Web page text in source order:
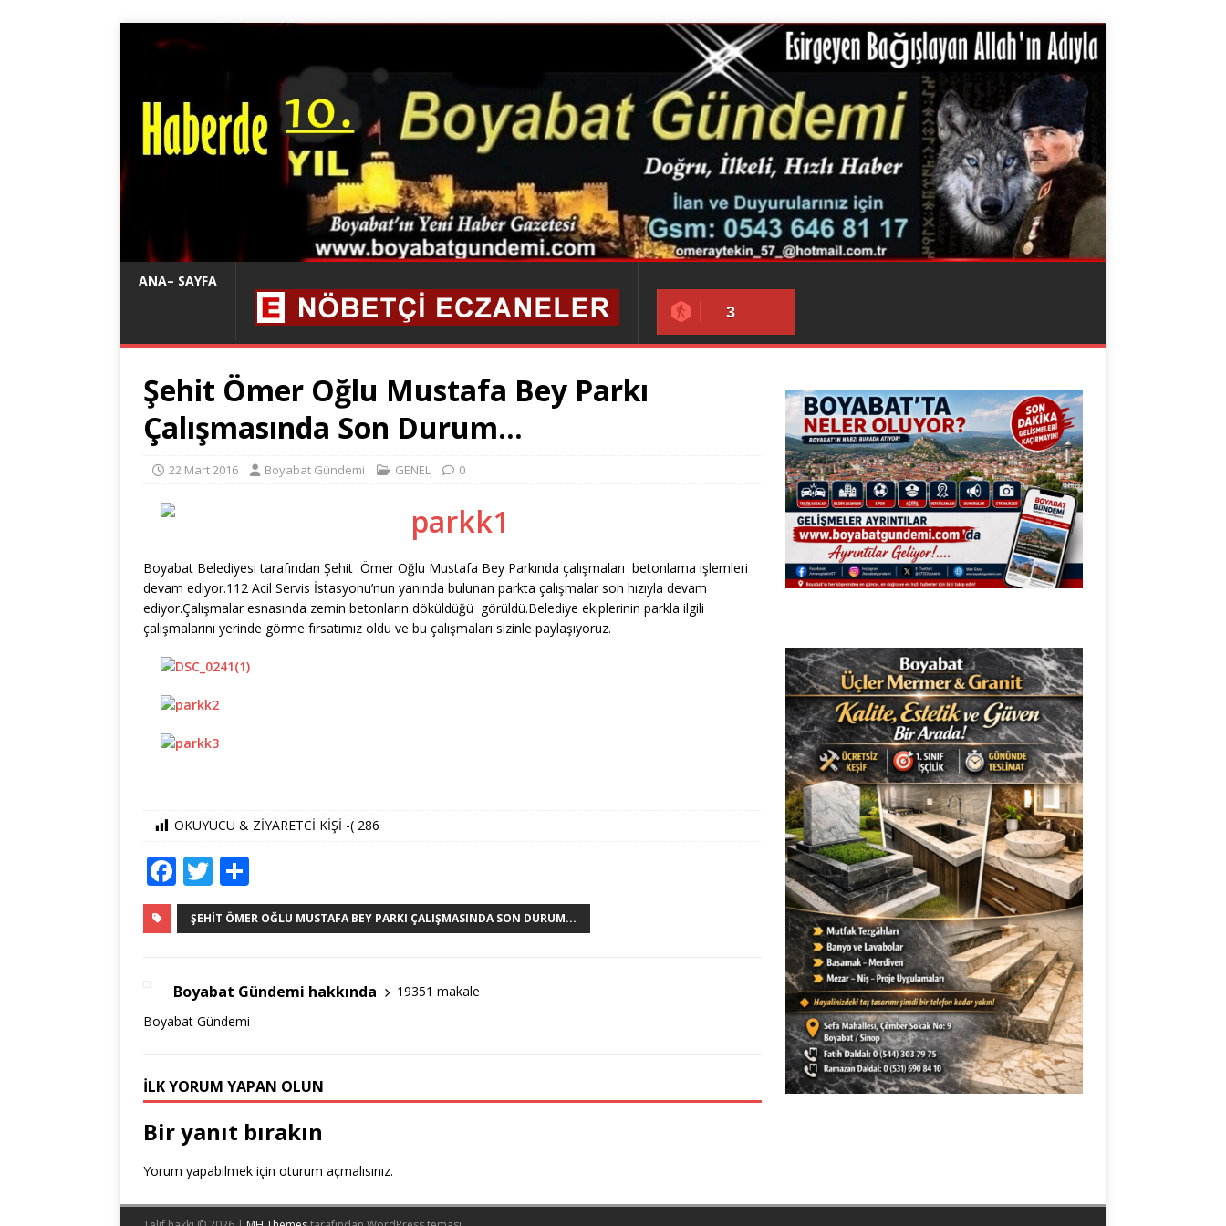
ANA– SAYFA
3
Şehit Ömer Oğlu Mustafa Bey Parkı
Çalışmasında Son Durum…
22 Mart 2016 Boyabat Gündemi GENEL 0
Boyabat Belediyesi tarafından Şehit Ömer Oğlu Mustafa Bey Parkında çalışmaları betonlama işlemleri
devam ediyor.112 Acil Servis İstasyonu’nun yanında bulunan parkta çalışmalar son hızıyla devam
ediyor.Çalışmalar esnasında zemin betonların döküldüğü görüldü.Belediye ekiplerinin parkla ilgili
çalışmalarını yerinde görme fırsatımız oldu ve bu çalışmaları sizinle paylaşıyoruz.
OKUYUCU & ZİYARETCİ KİŞİ -( 286
F
a
c
b
o
k
T
w
it
r
h
ar
ŞEHIT ÖMER OĞLU MUSTAFA BEY PARKI ÇALIŞMASINDA SON DURUM...
Boyabat Gündemi hakkında
19351 makale
Boyabat Gündemi
İLK YORUM YAPAN OLUN
Bir yanıt bırakın
Yorum yapabilmek için oturum açmalısınız.